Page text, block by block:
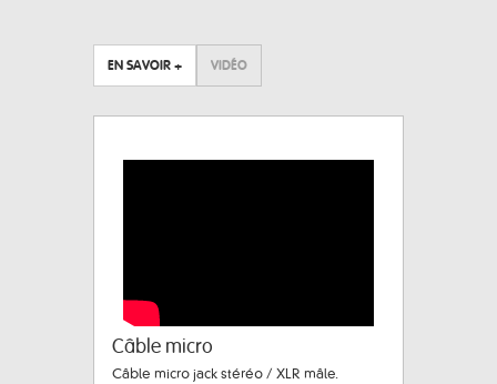
EN SAVOIR + VIDÉO
Câble micro
Câble micro jack stéréo / XLR mâle.